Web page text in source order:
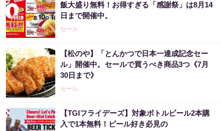
飯大盛り無料！お得すぎる「感謝祭」は8月14
日まで開催中。
セール
【松のや】「とんかつで日本一達成記念セー
ル」開催中。セールで買うべき商品3つ《7月
30日まで》
セール
【TGIフライデーズ】対象ボトルビール2本購
入で1本無料！ビール好き必見の